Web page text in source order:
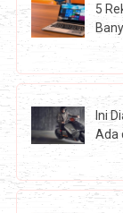
5
Ini
Ada